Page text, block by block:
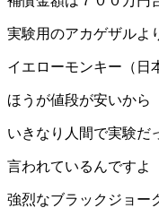
実験用のアカゲザルよ
イエローモンキー（日
ほうが値段が安いから
いきなり人間で実験だ
言われているんですよ
強烈なブラックジョー